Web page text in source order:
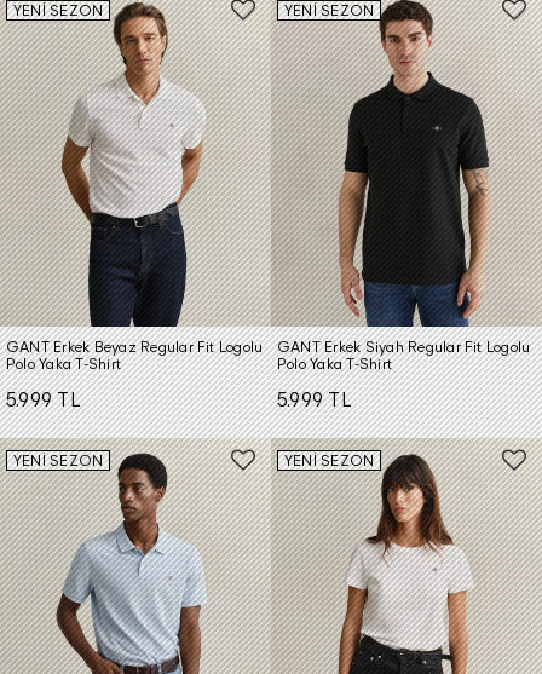
YENİ SEZON
GANT Erkek Beyaz Regular Fit Logolu
Polo Yaka T-Shirt
5.999 TL
YENİ SEZON
GANT Erkek Siyah Regular Fit Logolu
Polo Yaka T-Shirt
5.999 TL
YENİ SEZON YENİ SEZON